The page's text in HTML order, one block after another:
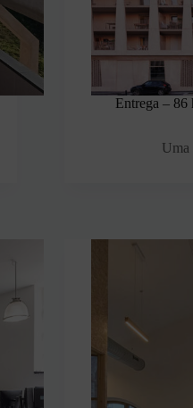
Entrega – 86
Uma